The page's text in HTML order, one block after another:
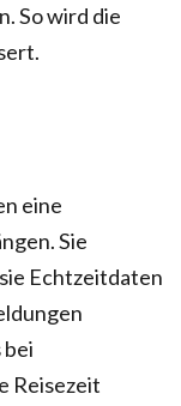
So wird die
eine
Sie
Echtzeitdaten
Reisezeit